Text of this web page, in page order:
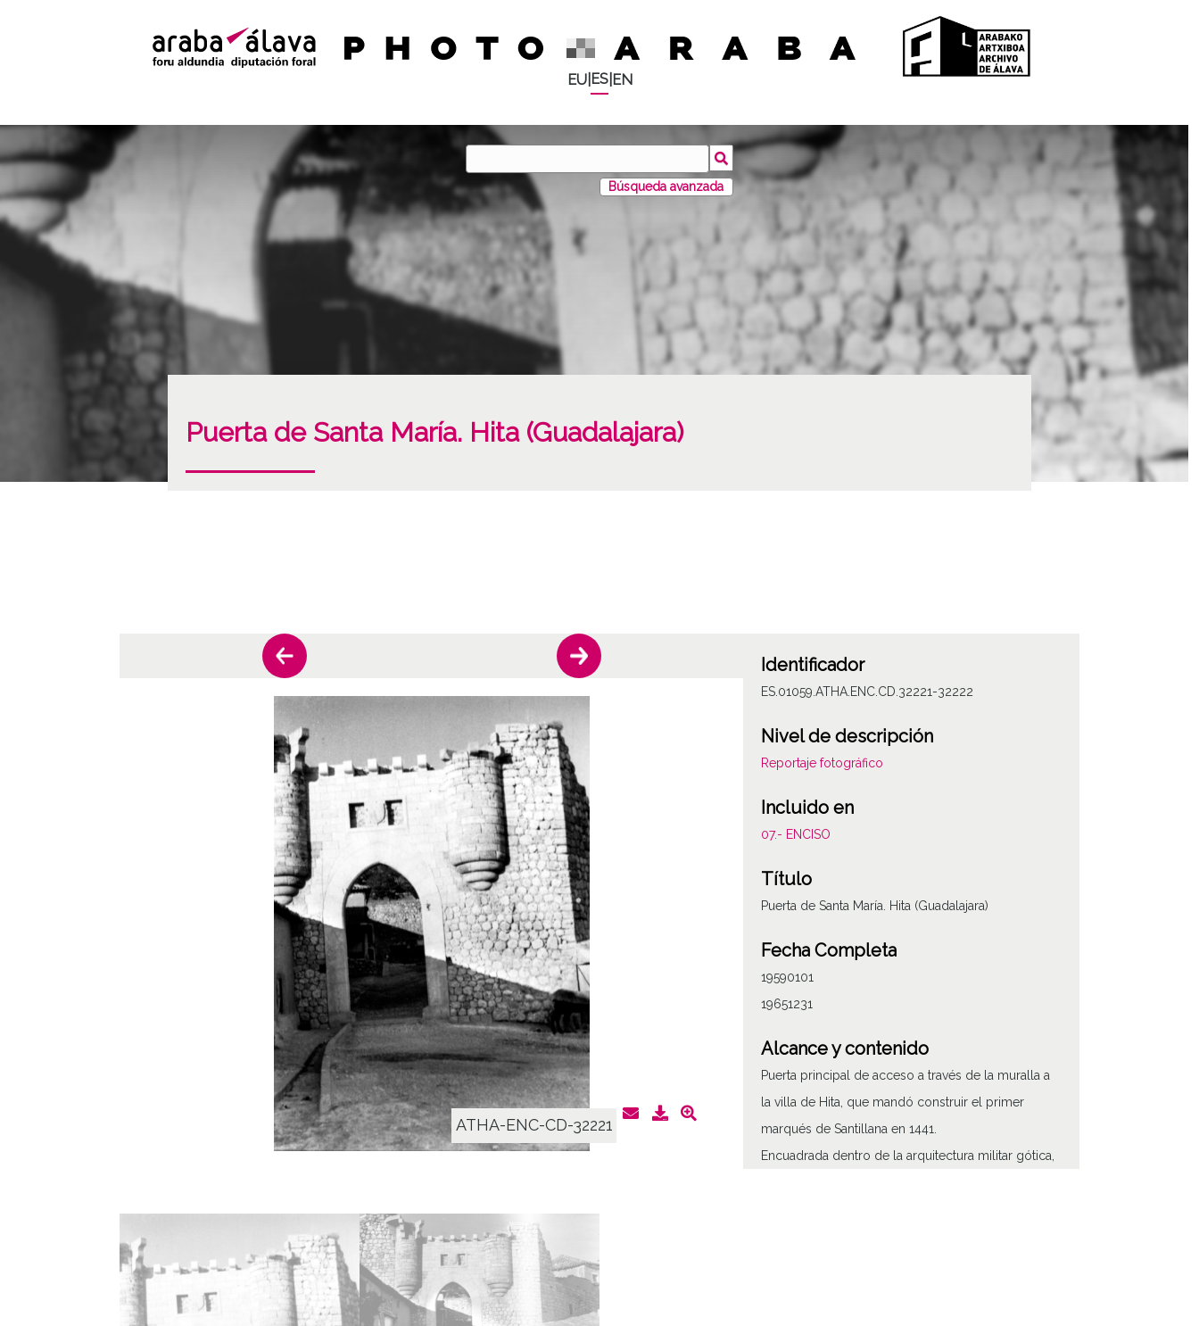
EU| ES| EN
Búsqueda avanzada
Puerta de Santa María. Hita (Guadalajara)
ATHA-ENC-CD-32221
Identificador
ES.01059.ATHA.ENC.CD.32221-32222
Nivel de descripción
Reportaje fotográfico
Incluido en
07.- ENCISO
Título
Puerta de Santa María. Hita (Guadalajara)
Fecha Completa
19590101
19651231
Alcance y contenido
Puerta principal de acceso a través de la muralla a
la villa de Hita, que mandó construir el primer
marqués de Santillana en 1441.
Encuadrada dentro de la arquitectura militar gótica,